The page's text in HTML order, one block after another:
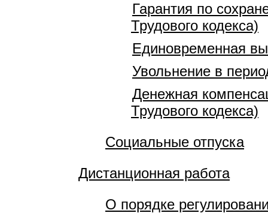
Гарантия по
Трудового кодекса)
Единовременная
Увольнение в
Денежная
Трудового кодекса)
Социальные отпуска
Дистанционная работа
О порядке